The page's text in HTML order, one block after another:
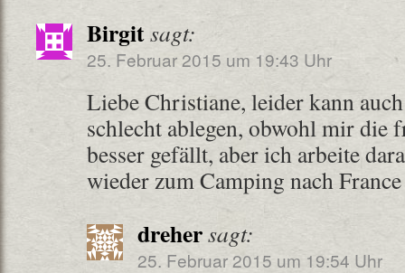
Birgitsagt:
25. Februar 2015 um 19:43 Uhr
Liebe Christiane, leider kann
schlecht ablegen, obwohl mir die
besser gefällt, aber ich arbeite
wieder zum Camping nach
drehersagt:
25. Februar 2015 um 19:54 Uhr